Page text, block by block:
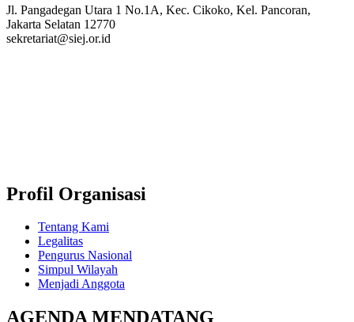
Jl. Pangadegan Utara 1 No.1A, Kec. Cikoko, Kel. Pancoran,
Jakarta Selatan 12770
sekretariat@siej.or.id
Profil Organisasi
Tentang Kami
Legalitas
Pengurus Nasional
Simpul Wilayah
Menjadi Anggota
AGENDA MENDATANG